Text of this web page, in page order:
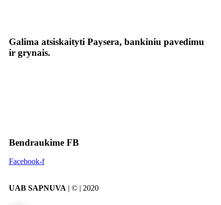
Galima atsiskaityti Paysera, bankiniu pavedimu
ir grynais.
Bendraukime FB
Facebook-f
UAB SAPNUVA | © | 2020